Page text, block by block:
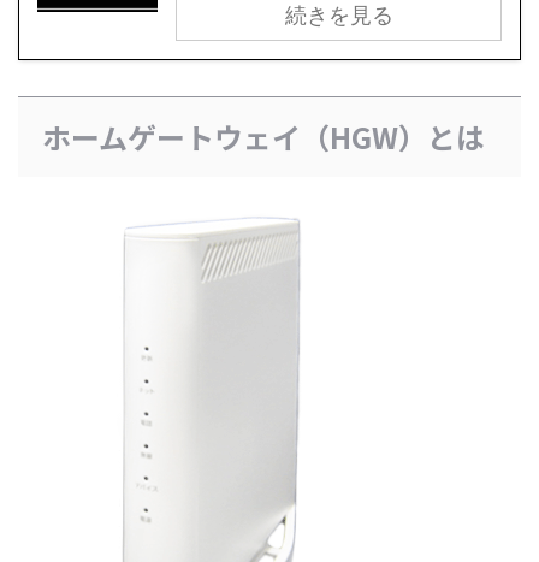
続きを見る
ホームゲートウェイ（HGW）とは